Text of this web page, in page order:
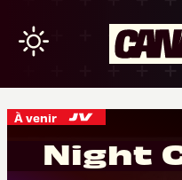
À venir
Night